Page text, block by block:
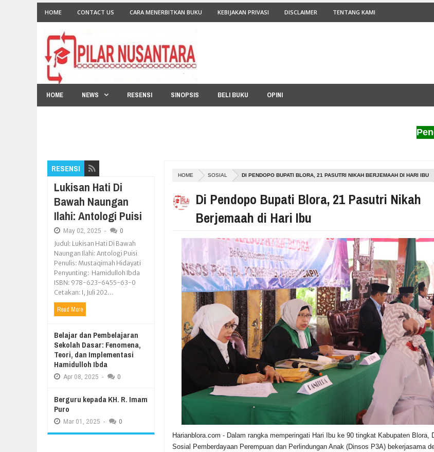
HOME CONTACT US CARA MENERBITKAN BUKU KEBIJAKAN PRIVASI DISCLAIMER TENTANG KAMI
HOME NEWS RESENSI SINOPSIS BELI BUKU OPINI
Penerbit
HOME SOSIAL DI PENDOPO BUPATI BLORA, 21 PASUTRI NIKAH BERJEMAAH DI HARI IBU
Di Pendopo Bupati Blora, 21 Pasutri Nikah
Berjemaah di Hari Ibu
Harianblora.com - Dalam rangka memperingati Hari Ibu ke 90 tingkat Kabupaten Blora,
Sosial Pemberdayaan Perempuan dan Perlindungan Anak (Dinsos P3A) bekerjasama
RESENSI
Lukisan Hati Di
Bawah Naungan
Ilahi: Antologi Puisi
May 02, 2025 - 0
Judul: Lukisan Hati Di Bawah
Naungan Ilahi: Antologi Puisi
Penulis: Mustaqimah Hidayati
Penyunting: Hamidulloh Ibda
ISBN: 978-623-6455-63-0
Cetakan: I, Juli 202...
Read More
Belajar dan Pembelajaran
Sekolah Dasar: Fenomena,
Teori, dan Implementasi
Hamidulloh Ibda
Apr 08, 2025 - 0
Berguru kepada KH. R. Imam
Puro
Mar 01, 2025 - 0